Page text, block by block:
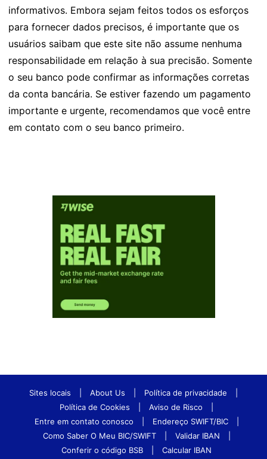
informativos. Embora sejam feitos todos os esforços
para fornecer dados precisos, é importante que os
usuários saibam que este site não assume nenhuma
responsabilidade em relação à sua precisão. Somente
o seu banco pode confirmar as informações corretas
da conta bancária. Se estiver fazendo um pagamento
importante e urgente, recomendamos que você entre
em contato com o seu banco primeiro.
Sites locais About Us Política de privacidade
Política de Cookies
Aviso de Risco
Entre em contato conosco
Endereço SWIFT/BIC
Como Saber O Meu BIC/SWIFT
Validar IBAN
Conferir o código BSB
Calcular IBAN